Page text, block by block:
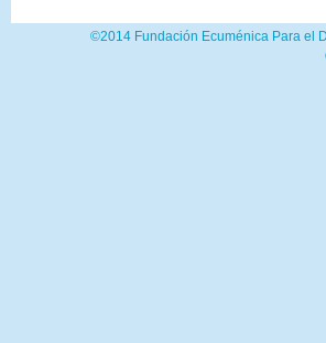
©2014 Fundación Ecuménica Para el